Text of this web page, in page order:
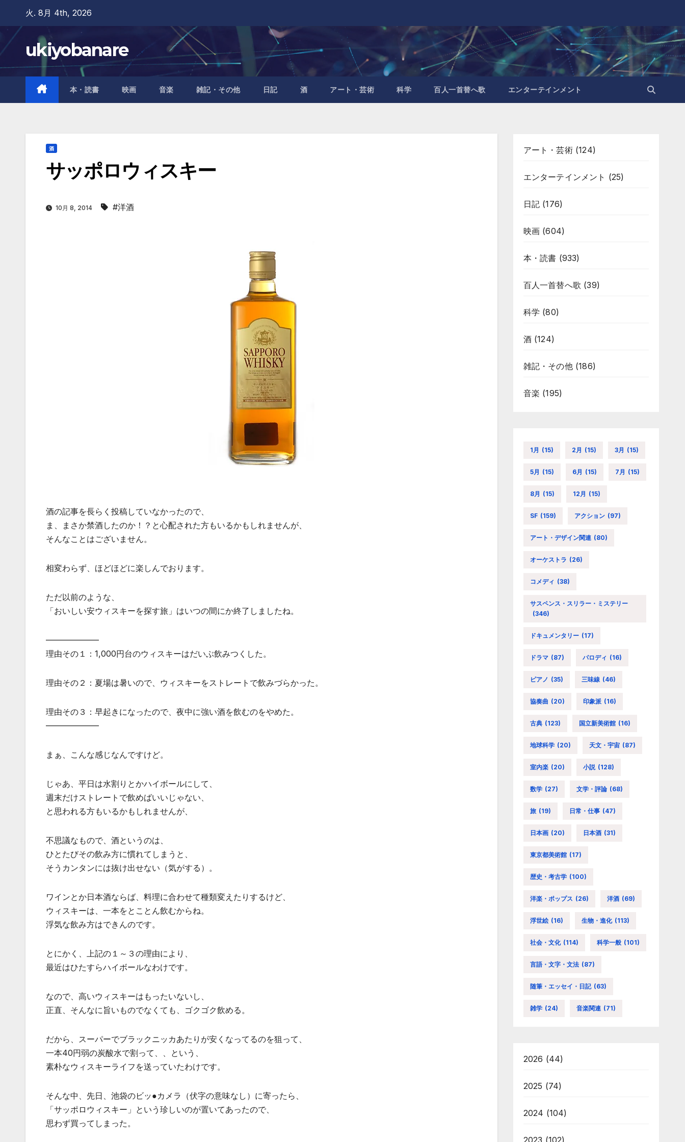
content
火. 8月 4th, 2026
ukiyobanare
本・読書 映画 音楽 雑記・その他 日記 酒 アート・芸術 科学 百人一首替へ歌 エンターテインメント
酒
サッポロウィスキー
10月 8, 2014 #洋酒
酒の記事を長らく投稿していなかったので、
ま、まさか禁酒したのか！？と心配された方もいるかもしれませんが、
そんなことはございません。
相変わらず、ほどほどに楽しんでおります。
ただ以前のような、
「おいしい安ウィスキーを探す旅」はいつの間にか終了しましたね。
——————–
理由その１：1,000円台のウィスキーはだいぶ飲みつくした。
理由その２：夏場は暑いので、ウィスキーをストレートで飲みづらかった。
理由その３：早起きになったので、夜中に強い酒を飲むのをやめた。
——————–
まぁ、こんな感じなんですけど。
じゃあ、平日は水割りとかハイボールにして、
週末だけストレートで飲めばいいじゃない、
と思われる方もいるかもしれませんが、
不思議なもので、酒というのは、
ひとたびその飲み方に慣れてしまうと、
そうカンタンには抜け出せない（気がする）。
ワインとか日本酒ならば、料理に合わせて種類変えたりするけど、
ウィスキーは、一本をとことん飲むからね。
浮気な飲み方はできんのです。
とにかく、上記の１～３の理由により、
最近はひたすらハイボールなわけです。
なので、高いウィスキーはもったいないし、
正直、そんなに旨いものでなくても、ゴクゴク飲める。
だから、スーパーでブラックニッカあたりが安くなってるのを狙って、
一本40円弱の炭酸水で割って、、という、
素朴なウィスキーライフを送っていたわけです。
そんな中、先日、池袋のビッ●カメラ（伏字の意味なし）に寄ったら、
「サッポロウィスキー」という珍しいのが置いてあったので、
思わず買ってしまった。
アート・芸術(124)
エンターテインメント (25)
日記(176)
映画(604)
本・読書 (933)
百人一首替へ歌 (39)
科学 (80)
酒(124)
雑記・その他(186)
音楽 (195)
1月 (15) 2月 (15) 3月 (15)
5月 (15) 6月 (15) 7月 (15)
8月 (15) 12月 (15)
SF (159) アクション (97)
アート・デザイン関連 (80)
オーケストラ (26)
コメディ (38)
サスペンス・スリラー・ミステリー
(346)
ドキュメンタリー (17)
ドラマ (87) パロディ (16)
ピアノ (35) 三味線 (46)
協奏曲 (20) 印象派 (16)
古典 (123) 国立新美術館 (16)
地球科学 (20) 天文・宇宙 (87)
室内楽 (20) 小説 (128)
数学 (27) 文学・評論 (68)
旅 (19) 日常・仕事 (47)
日本画 (20) 日本酒 (31)
東京都美術館 (17)
歴史・考古学 (100)
洋楽・ポップス (26) 洋酒 (69)
浮世絵 (16) 生物・進化 (113)
社会・文化 (114) 科学一般 (101)
言語・文字・文法 (87)
随筆・エッセイ・日記 (63)
雑学 (24) 音楽関連 (71)
2026 (44)
2025 (74)
2024 (104)
2023 (102)